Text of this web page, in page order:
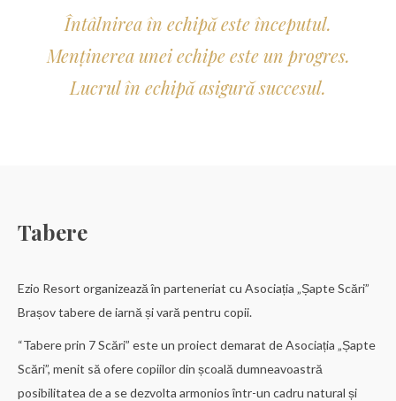
Întâlnirea în echipă este începutul.
Menținerea unei echipe este un progres.
Lucrul în echipă asigură succesul.
Tabere
Ezio Resort organizează în parteneriat cu Asociația „Șapte Scări”
Brașov tabere de iarnă și vară pentru copii.
“Tabere prin 7 Scări” este un proiect demarat de Asociația „Șapte
Scări”, menit să ofere copiilor din școală dumneavoastră
posibilitatea de a se dezvolta armonios într-un cadru natural și